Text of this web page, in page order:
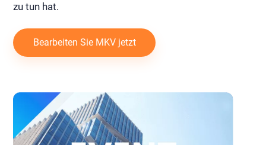
zu tun hat.
Bearbeiten Sie MKV jetzt